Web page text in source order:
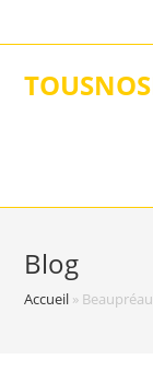
to
Blog
Accueil »